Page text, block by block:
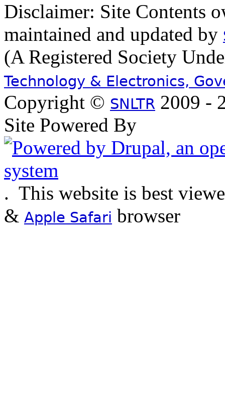
Disclaimer: Site Contents
maintained and updated by
(A Registered Society
Technology & Electronics,
Copyright © SNLTR 2009 -
Site Powered By
. This website is best
& Apple Safari browser